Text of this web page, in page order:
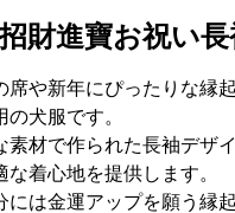
財進寶お祝い
席や新年にぴったりな縁
の犬服です。
素材で作られた長袖デザ
な着心地を提供します。
には金運アップを願う縁